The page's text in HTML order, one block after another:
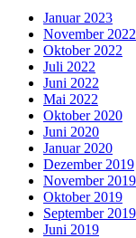
Januar 2023
November 2022
Oktober 2022
Juli 2022
Juni 2022
Mai 2022
Oktober 2020
Juni 2020
Januar 2020
Dezember 2019
November 2019
Oktober 2019
September 2019
Juni 2019